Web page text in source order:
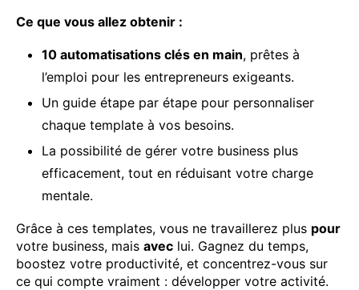
Ce que vous allez obtenir :
10 automatisations clés en main, prêtes à
l’emploi pour les entrepreneurs exigeants.
Un guide étape par étape pour personnaliser
chaque template à vos besoins.
La possibilité de gérer votre business plus
efficacement, tout en réduisant votre charge
mentale.
Grâce à ces templates, vous ne travaillerez plus pour
votre business, mais avec lui. Gagnez du temps,
boostez votre productivité, et concentrez-vous sur
ce qui compte vraiment : développer votre activité.